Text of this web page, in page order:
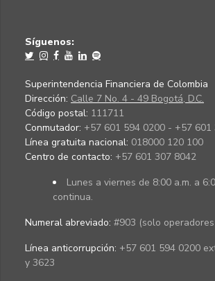
Síguenos:
Superintendencia Financiera de Colombia
Dirección: Calle 7 No. 4 - 49 Bogotá, D.C.
Código postal: 111711
Conmutador: +57 601 594 0200 - +57 601
Línea gratuita nacional: 018000 120 100
Centro de contacto: +57 601 307 8042
Lunes a viernes de 8:00 a.m. a
continua.
Numeral abreviado: #903 (solo
Línea anticorrupción: +57 601 594 0200
y 3623